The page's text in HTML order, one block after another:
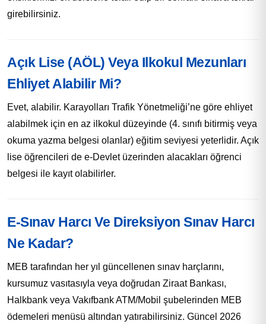
girebilirsiniz.
Açık Lise (AÖL) Veya Ilkokul Mezunları
Ehliyet Alabilir Mi?
Evet, alabilir. Karayolları Trafik Yönetmeliği’ne göre ehliyet
alabilmek için en az ilkokul düzeyinde (4. sınıfı bitirmiş veya
okuma yazma belgesi olanlar) eğitim seviyesi yeterlidir. Açık
lise öğrencileri de e-Devlet üzerinden alacakları öğrenci
belgesi ile kayıt olabilirler.
E-Sınav Harcı Ve Direksiyon Sınav Harcı
Ne Kadar?
MEB tarafından her yıl güncellenen sınav harçlarını,
kursumuz vasıtasıyla veya doğrudan Ziraat Bankası,
Halkbank veya Vakıfbank ATM/Mobil şubelerinden MEB
ödemeleri menüsü altından yatırabilirsiniz. Güncel 2026